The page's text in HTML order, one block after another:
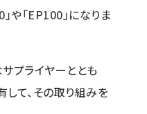
や「EP100」になりま
プライヤーととも
て、その取り組みを